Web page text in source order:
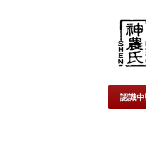
認識